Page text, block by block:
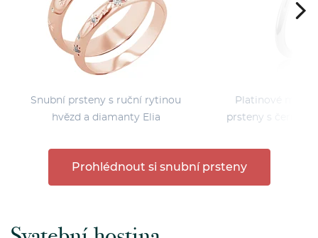
Snubní prsteny s ruční rytinou
hvězd a diamanty Elia
Platinové
prsteny s černým
Prohlédnout si snubní prsteny